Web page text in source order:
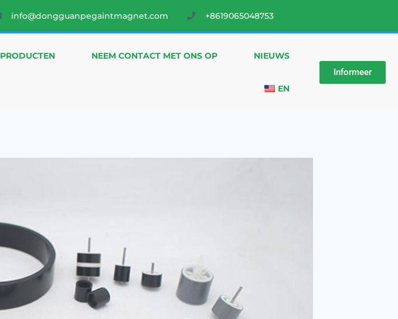
info@dongguanpegaintmagnet.com +8619065048753
PRODUCTEN NEEM CONTACT MET ONS OP NIEUWS
EN
Informeer